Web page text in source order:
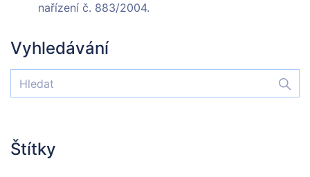
nařízení č. 883/2004.
Vyhledávání
Štítky